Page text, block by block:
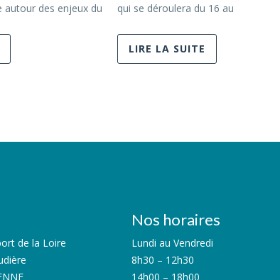
autour des enjeux du
qui se déroulera du 16 au
LIRE LA SUITE
de la Loire
Nos horaires
Lundi au Vendredi
8h30 – 12h30
14h00 – 18h00